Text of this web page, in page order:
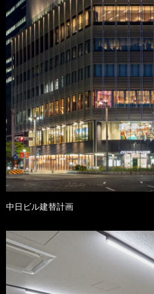
中日ビル建替計画